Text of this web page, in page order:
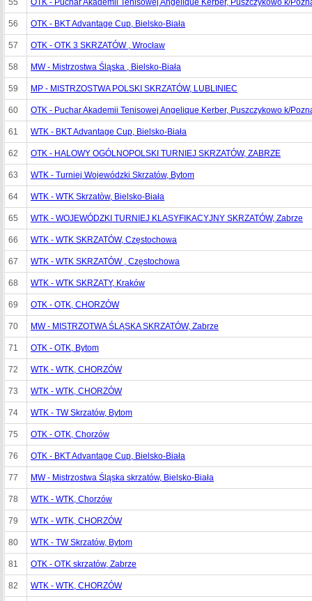
55 OTK - Puchar Akademii Tenisowej Angelique Kerber, Puszczykowo k/
56 OTK - BKT Advantage Cup, Bielsko-Biała
57 OTK - OTK 3 SKRZATÓW , Wrocław
58 MW - Mistrzostwa Śląska , Bielsko-Biała
59 MP - MISTRZOSTWA POLSKI SKRZATÓW, LUBLINIEC
60 OTK - Puchar Akademii Tenisowej Angelique Kerber, Puszczykowo k/
61 WTK - BKT Advantage Cup, Bielsko-Biała
62 OTK - HALOWY OGÓLNOPOLSKI TURNIEJ SKRZATÓW, ZABRZE
63 WTK - Turniej Wojewódzki Skrzatów, Bytom
64 WTK - WTK Skrzatòw, Bielsko-Biała
65 WTK - WOJEWÓDZKI TURNIEJ KLASYFIKACYJNY SKRZATÓW, Zabrze
66 WTK - WTK SKRZATÓW, Częstochowa
67 WTK - WTK SKRZATÓW , Częstochowa
68 WTK - WTK SKRZATY, Kraków
69 OTK - OTK, CHORZÓW
70 MW - MISTRZOTWA ŚLĄSKA SKRZATÓW, Zabrze
71 OTK - OTK, Bytom
72 WTK - WTK, CHORZÓW
73 WTK - WTK, CHORZÓW
74 WTK - TW Skrzatów, Bytom
75 OTK - OTK, Chorzów
76 OTK - BKT Advantage Cup, Bielsko-Biała
77 MW - Mistrzostwa Śląska skrzatów, Bielsko-Biała
78 WTK - WTK, Chorzów
79 WTK - WTK, CHORZÓW
80 WTK - TW Skrzatów, Bytom
81 OTK - OTK skrzatów, Zabrze
82 WTK - WTK, CHORZÓW